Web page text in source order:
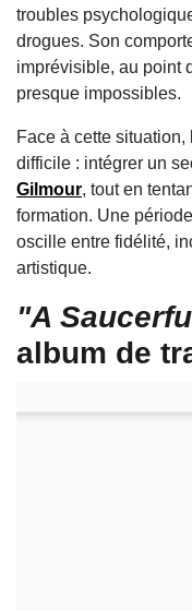
troubles
drogues. Son
imprévisible, au point
presque impossibles.
Face à cette
difficile : intégrer un
Gilmour, tout en
formation. Une
oscille entre fidélité,
artistique.
"A
album de